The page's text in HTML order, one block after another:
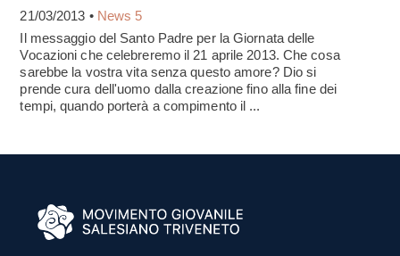
21/03/2013 • News 5
Il messaggio del Santo Padre per la Giornata delle
Vocazioni che celebreremo il 21 aprile 2013. Che cosa
sarebbe la vostra vita senza questo amore? Dio si
prende cura dell'uomo dalla creazione fino alla fine dei
tempi, quando porterà a compimento il ...